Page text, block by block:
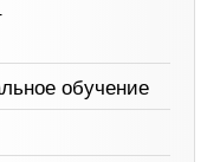
обучение